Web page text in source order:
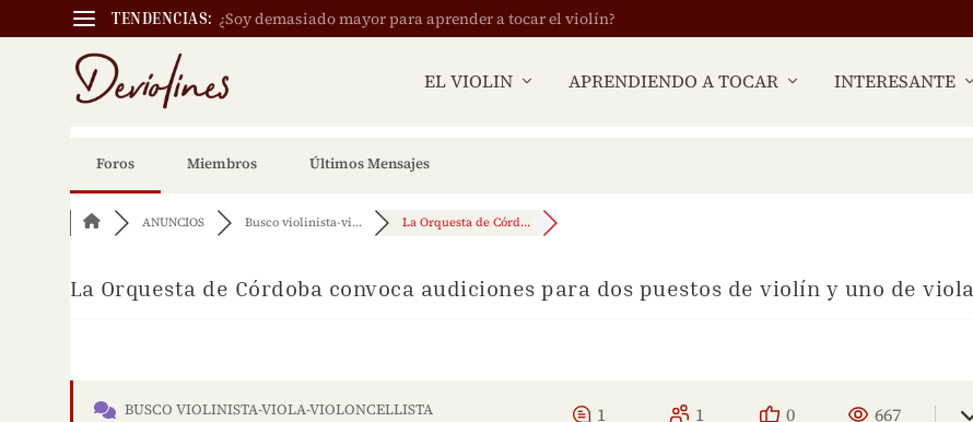
TENDENCIAS: ¿Soy demasiado mayor para aprender a tocar el violín?
EL VIOLIN APRENDIENDO A TOCAR INTERESANTE
Foros Miembros Últimos Mensajes
ANUNCIOS Busco violinista-vi... La Orquesta de Córd...
La Orquesta de Córdoba convoca audiciones para dos puestos de violín y uno de viola
BUSCO VIOLINISTA-VIOLA-VIOLONCELLISTA
1 1 0 667